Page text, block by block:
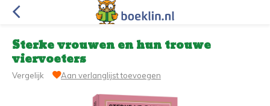
Sterke vrouwen en hun trouwe
viervoeters
Vergelijk Aan verlanglijst toevoegen